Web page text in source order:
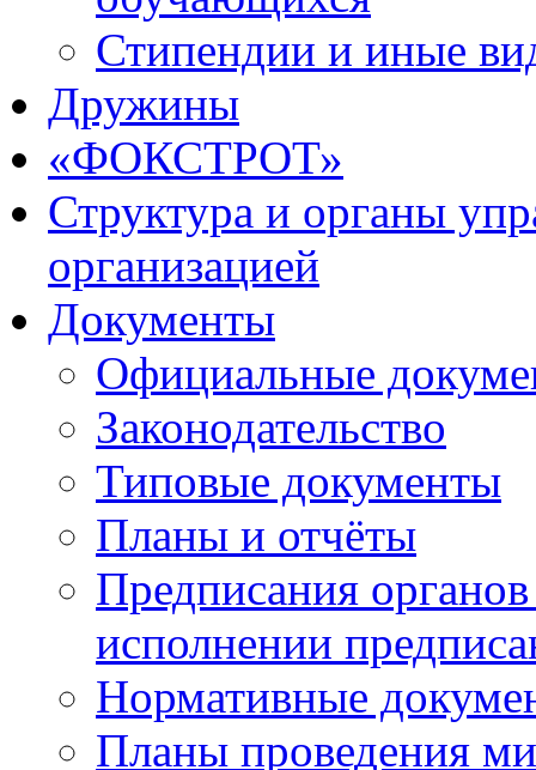
Стипендии и иные
Дружины
«ФОКСТРОТ»
Структура и органы
организацией
Документы
Официальные
Законодательство
Типовые документы
Планы и отчёты
Предписания
исполнении
Нормативные
Планы проведения